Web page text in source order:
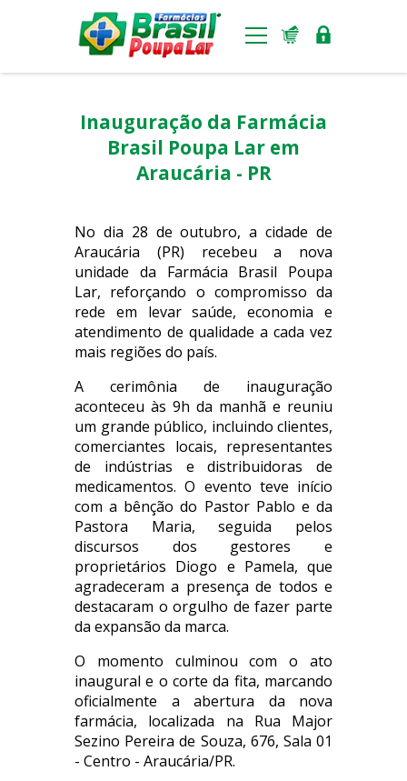
Ferramentas
Padronização visual
Lojas
Seja um franqueado
Inauguração da Farmácia
Brasil Poupa Lar em
Araucária - PR
No dia 28 de outubro, a cidade de
Araucária (PR) recebeu a nova
unidade da Farmácia Brasil Poupa
Lar, reforçando o compromisso da
rede em levar saúde, economia e
atendimento de qualidade a cada vez
mais regiões do país.
A cerimônia de inauguração
aconteceu às 9h da manhã e reuniu
um grande público, incluindo clientes,
comerciantes locais, representantes
de indústrias e distribuidoras de
medicamentos. O evento teve início
com a bênção do Pastor Pablo e da
Pastora Maria, seguida pelos
discursos dos gestores e
proprietários Diogo e Pamela, que
agradeceram a presença de todos e
destacaram o orgulho de fazer parte
da expansão da marca.
O momento culminou com o ato
inaugural e o corte da fita, marcando
oficialmente a abertura da nova
farmácia, localizada na Rua Major
Sezino Pereira de Souza, 676, Sala 01
- Centro - Araucária/PR.